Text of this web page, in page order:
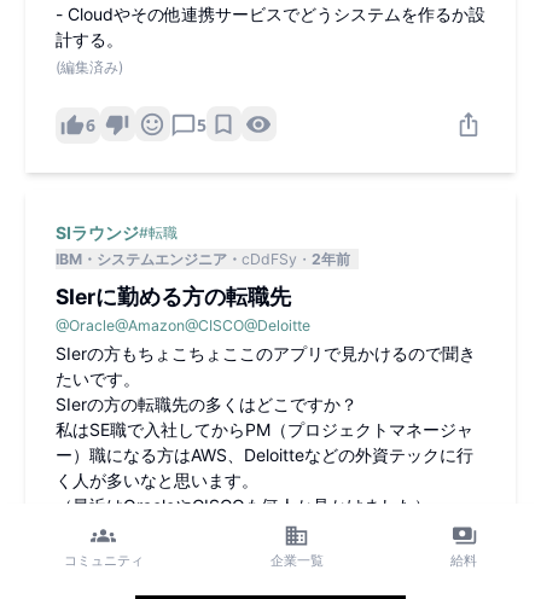
- Cloudやその他連携サービスでどうシステムを作るか設
計する。
(編集済み)
6 5
SIラウンジ#転職
IBM
システムエンジニア cDdFSy 2年前
SIerに勤める方の転職先
@Oracle@Amazon@CISCO@Deloitte
SIerの方もちょこちょここのアプリで見かけるので聞き
たいです。
SIerの方の転職先の多くはどこですか？
私はSE職で入社してからPM（プロジェクトマネージャ
ー）職になる方はAWS、Deloitteなどの外資テックに行
く人が多いなと思います。
（最近はOracleやCISCOも何人か見かけました）
アーキテクト職になる方はAWSのプロフェッショナルサ
ービスが多いなーと感じます。
コミュニティ 企業一覧 給料